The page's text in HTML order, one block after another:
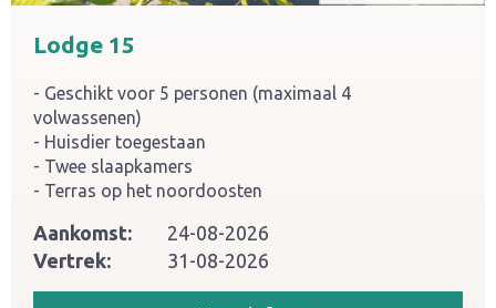
Lodge 15
Geschikt voor 5 personen (maximaal 4
volwassenen)
Huisdier toegestaan
Twee slaapkamers
Terras op het noordoosten
Aankomst:
24-08-2026
Vertrek:
31-08-2026